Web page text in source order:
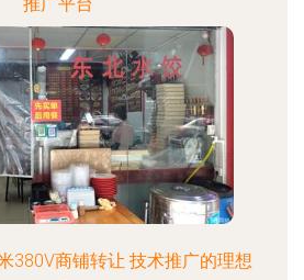
380V商铺转让 技术推广的理想